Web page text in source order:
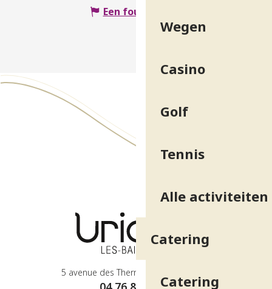
Wegen
Casino
Golf
Tennis
Alle activiteiten
Catering
Catering
Een fout melden
5 avenue des Thermes - 38410 Uriage